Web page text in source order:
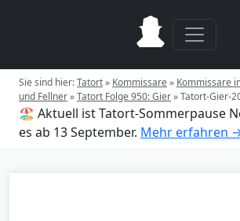
Sie sind hier:Tatort» Kommissare» Kommissare
und Fellner»Tatort Folge 950: Gier»Tatort-Gier-
🏖️ Aktuell ist Tatort-Sommerpause
es ab 13 September. Mehr erfahren